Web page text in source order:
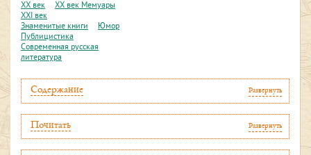
XX век
XX век Мемуары
XXI век
Знаменитые книги
Юмор
Публицистика
Современная русская
литература
Содержание Развернуть
Почитать Развернуть